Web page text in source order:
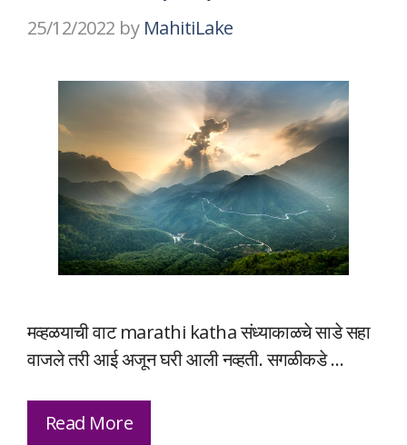
25/12/2022 by MahitiLake
मव्हळयाची वाट marathi katha संध्याकाळचे साडे सहा
वाजले तरी आई अजून घरी आली नव्हती. सगळीकडे …
Read More